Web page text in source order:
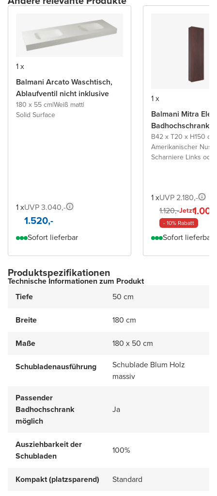
1 x
Balmani Arcato Waschtisch,
Ablaufventil nicht inklusive
180 x 55 cm|Weiß matt|
Solid Surface
1 xUVP 3.040,-
1.520,-
Sofort lieferbar
1 x
Balmani Mitra
Badhochschrank
B42 x T20 x H150 cm
Amerikanischer
Scharniere Links
1 xUVP 2.180,-
1.120,-Jetzt
- 10% Rabatt
Sofort lieferbar
Produktspezifikationen
Technische Informationen zum Produkt
Tiefe
50 cm
Breite 180 cm
Maße 180 x 50 cm
Schubladenausführung
Schublade Blum Holz
massiv
Passender
Badhochschrank
möglich
Ja
Ausziehbarkeit der
Schubladen
100%
Kompakt (platzsparend) Standard